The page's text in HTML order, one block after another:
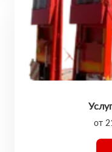
от